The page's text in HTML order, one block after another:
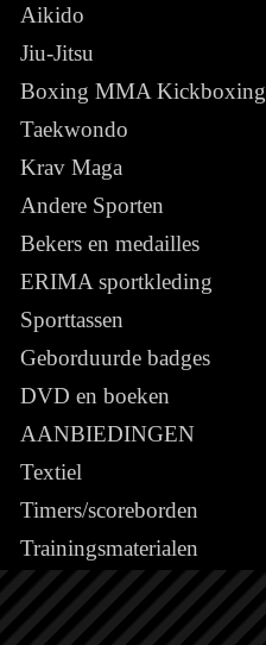
Aikido
Jiu-Jitsu
Boxing MMA Kickboxing
Taekwondo
Krav Maga
Andere Sporten
Bekers en medailles
ERIMA sportkleding
Sporttassen
Geborduurde badges
DVD en boeken
AANBIEDINGEN
Textiel
Timers/scoreborden
Trainingsmaterialen